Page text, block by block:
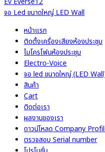
จอ Led ขนาดใหญ่ LED Wall
หน้าแรก
ติดตั้งเครื่องเสียงห้องประชุม
ไมโครโฟนห้องประชุม
Electro-Voice
จอ led ขนาดใหญ่ (LED
สินค้า
Cart
ติดต่อเรา
ผลงานของเรา
ดาวน์โหลด Company
ตรวจสอบ Serial number